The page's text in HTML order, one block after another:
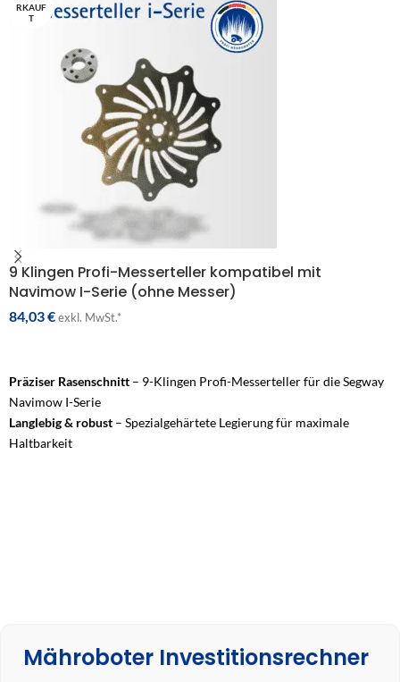
RKAUF
T
9 Klingen Profi-Messerteller kompatibel mit
Navimow I-Serie (ohne Messer)
84,03€exkl. MwSt.*
Präziser Rasenschnitt – 9-Klingen Profi-Messerteller für die Segway
Navimow I-Serie
Langlebig & robust – Spezialgehärtete Legierung für maximale
Haltbarkeit
Mähroboter Investitionsrechner